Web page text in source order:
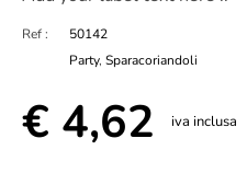
Ref :
50142
Party, Sparacoriandoli
€ 4,62 iva inclusa